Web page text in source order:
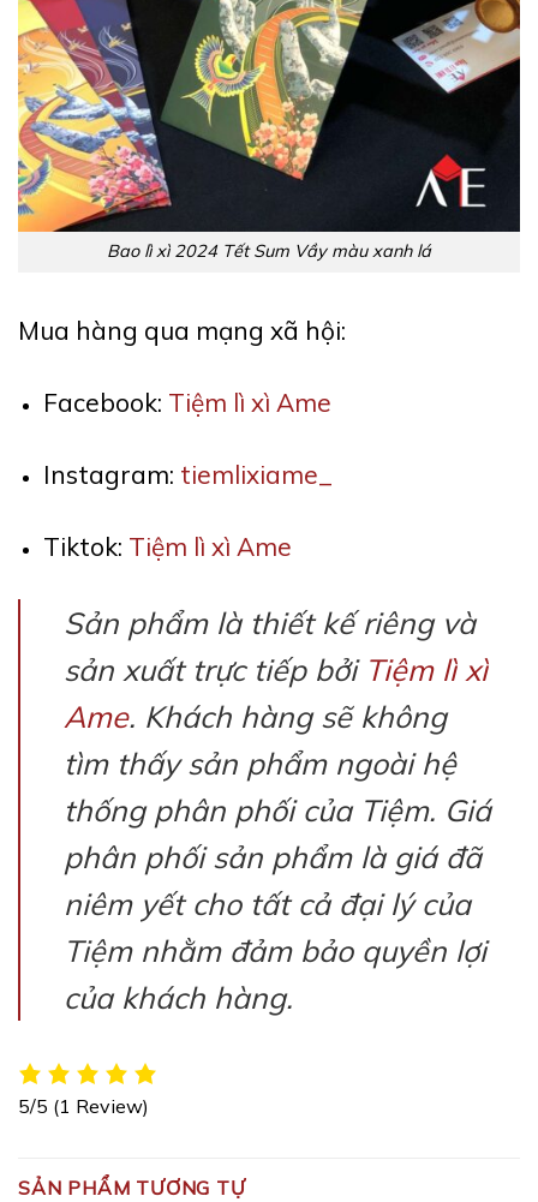
Bao lì xì 2024 Tết Sum Vầy màu xanh lá
Mua hàng qua mạng xã hội:
Facebook: Tiệm lì xì Ame
Instagram: tiemlixiame_
Tiktok: Tiệm lì xì Ame
Sản phẩm là thiết kế riêng và
sản xuất trực tiếp bởi Tiệm lì xì
Ame. Khách hàng sẽ không
tìm thấy sản phẩm ngoài hệ
thống phân phối của Tiệm. Giá
phân phối sản phẩm là giá đã
niêm yết cho tất cả đại lý của
Tiệm nhằm đảm bảo quyền lợi
của khách hàng.
5/5 (1 Review)
SẢN PHẨM TƯƠNG TỰ